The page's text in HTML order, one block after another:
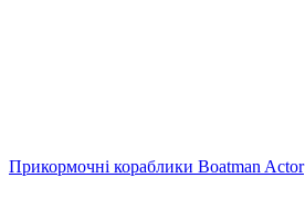
Прикормочні кораблики Boatman Actor